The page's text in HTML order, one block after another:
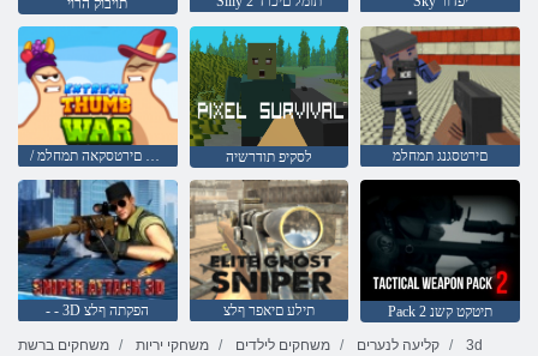
/ םירטסקאה םירטסקאה תמחלמ לסקיפ תודרשיה םירטסגנג תמחלמ
- - 3D הפקתה ףלצ תילע םיאפר ףלצ
Pack 2 תיטקט קשנ
משחקים ברשת
משחקי יריות משחקים לילדים קליעה לנערים
3d